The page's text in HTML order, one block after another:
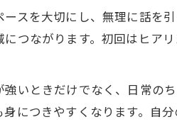
セルフケアと
カウンセリン
カウンセリン
セルフケアで
スを大切にし、無理に話を
つながります。初回はヒア
いときだけでなく、日常の
につきやすくなります。自